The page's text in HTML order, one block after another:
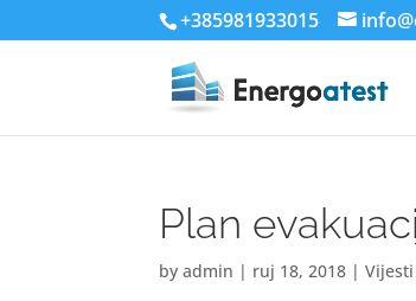
+385981933015
Plan
byadmin | ruj 18, 2018 |Vijesti